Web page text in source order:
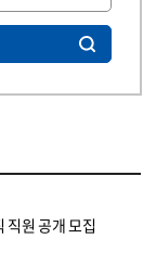
직원 공개 모집